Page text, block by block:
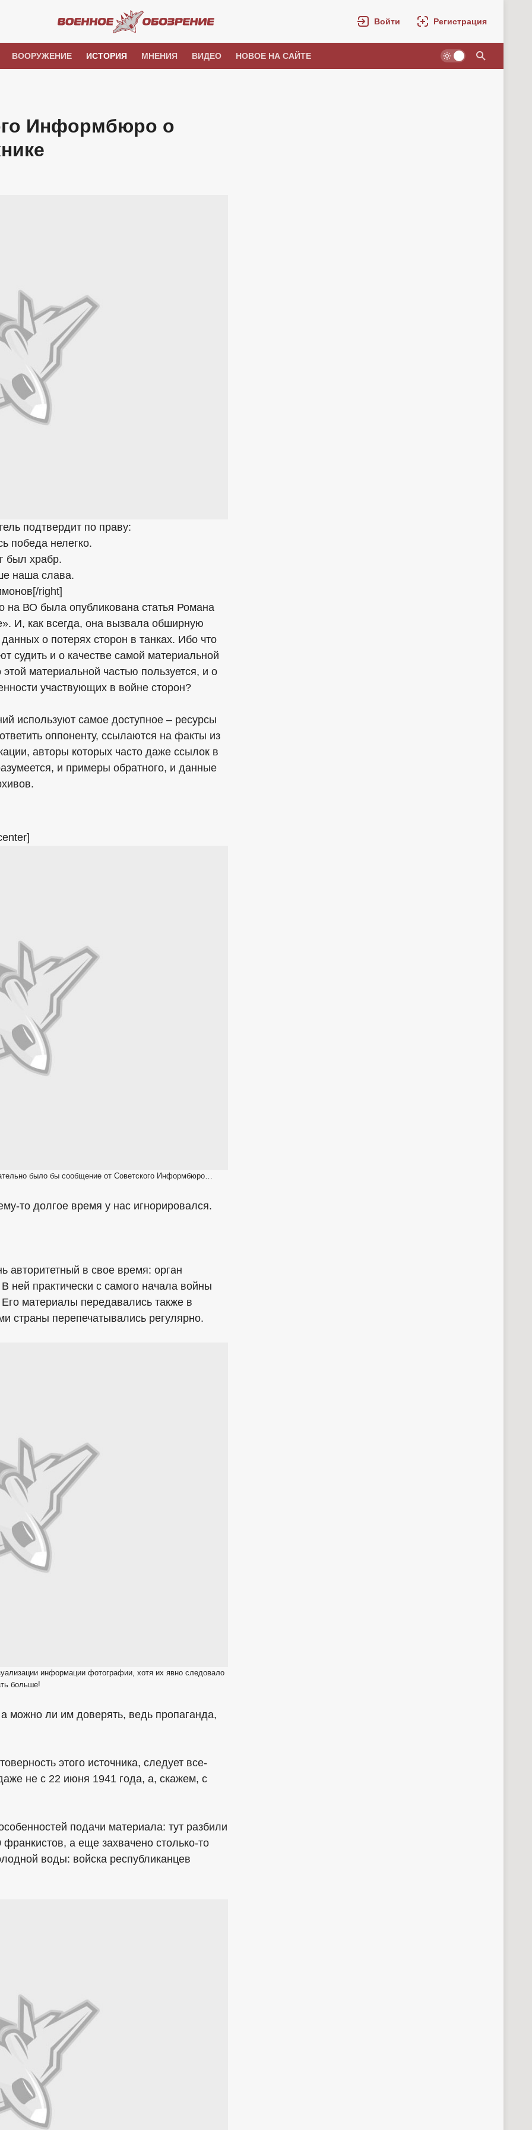
Войти Регистрация
ВООРУЖЕНИЕ ИСТОРИЯ МНЕНИЯ ВИДЕО НОВОЕ НА САЙТЕ
Информбюро о
подтвердит по праву:
победа нелегко.
был храбр.
наша слава.
right]
на ВО была опубликована статья Романа
И, как всегда, она вызвала обширную
о потерях сторон в танках. Ибо что
судить и о качестве самой материальной
материальной частью пользуется, и о
участвующих в войне сторон?
используют самое доступное – ресурсы
оппоненту, ссылаются на факты из
авторы которых часто даже ссылок в
и примеры обратного, и данные
было бы сообщение от Советского Информбюро…
то долгое время у нас игнорировался.
авторитетный в свое время: орган
ней практически с самого начала войны
материалы передавались также в
страны перепечатывались регулярно.
информации фотографии, хотя их явно следовало
больше!
можно ли им доверять, ведь пропаганда,
этого источника, следует все-
не с 22 июня 1941 года, а, скажем, с
подачи материала: тут разбили
а еще захвачено столько-то
воды: войска республиканцев